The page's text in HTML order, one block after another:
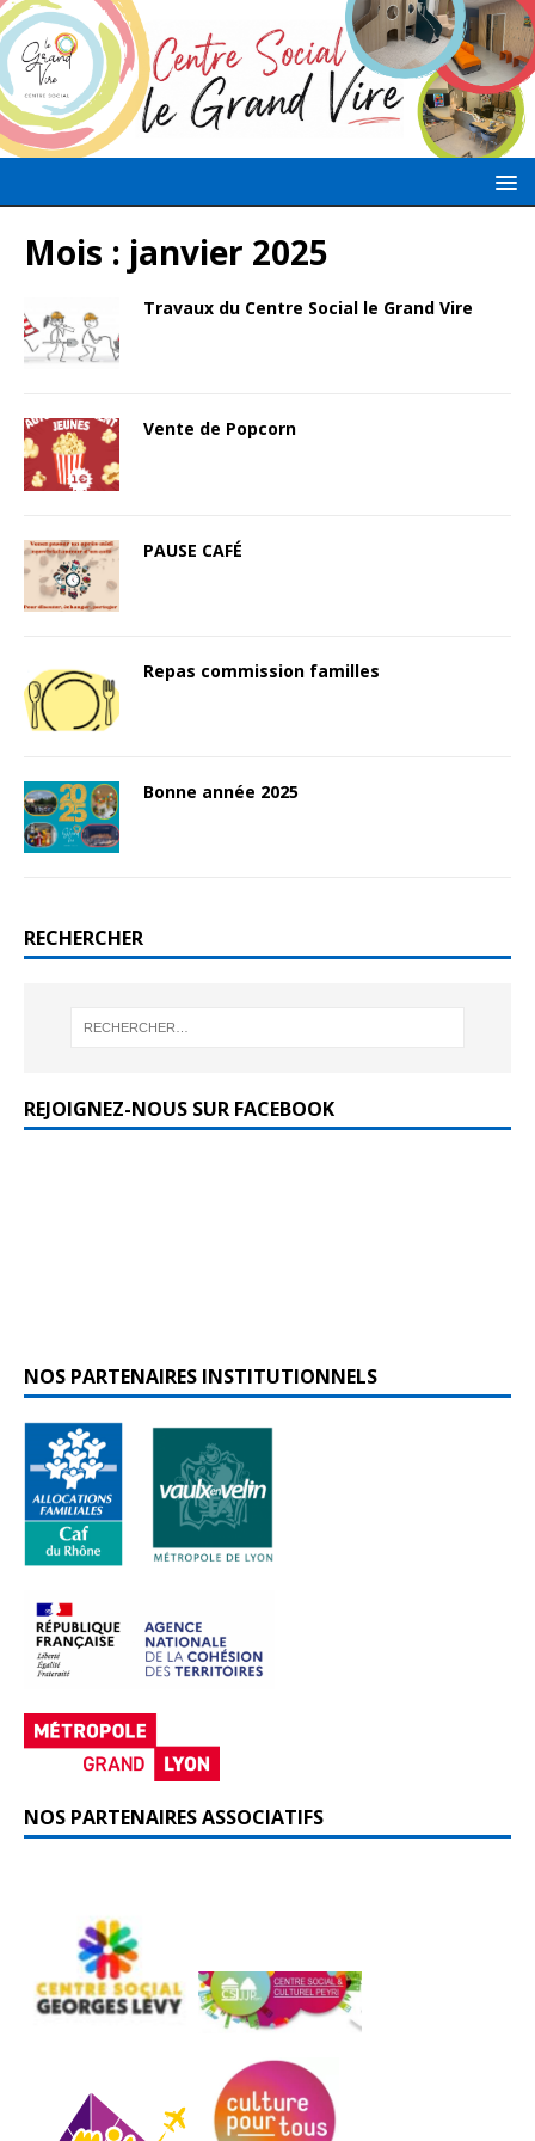
Mois : janvier 2025
Travaux du Centre Social le Grand Vire
Vente de Popcorn
PAUSE CAFÉ
Repas commission familles
Bonne année 2025
RECHERCHER
REJOIGNEZ-NOUS SUR FACEBOOK
NOS PARTENAIRES INSTITUTIONNELS
NOS PARTENAIRES ASSOCIATIFS